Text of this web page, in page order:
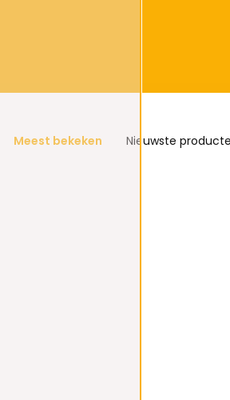
Meest bekeken Nieuwste